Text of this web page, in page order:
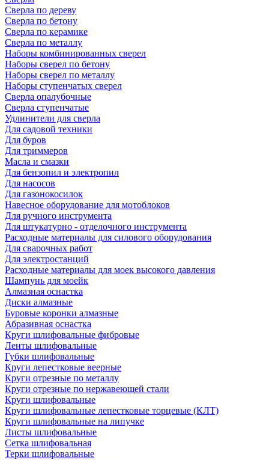
Сверла по дереву
Сверла по бетону
Сверла по керамике
Сверла по металлу
Наборы комбинированных сверел
Наборы сверел по бетону
Наборы сверел по металлу
Наборы ступенчатых сверел
Сверла опалубочные
Сверла ступенчатые
Удлинители для сверла
Для садовой техники
Для буров
Для триммеров
Масла и смазки
Для бензопил и электропил
Для насосов
Для газонокосилок
Навесное оборудование для мотоблоков
Для ручного инструмента
Для штукатурно - отделочного инструмента
Расходные материалы для силового оборудования
Для сварочных работ
Для электростанций
Расходные материалы для моек высокого давления
Шампунь для моейк
Алмазная оснастка
Диски алмазные
Буровые коронки алмазные
Абразивная оснастка
Круги шлифовальные фибровые
Ленты шлифовальные
Губки шлифовальные
Круги лепестковые веерные
Круги отрезные по металлу
Круги отрезные по нержавеющей стали
Круги шлифовальные
Круги шлифовальные лепестковые торцевые (КЛТ)
Круги шлифовальные на липучке
Листы шлифовальные
Сетка шлифовальная
Терки шлифовальные